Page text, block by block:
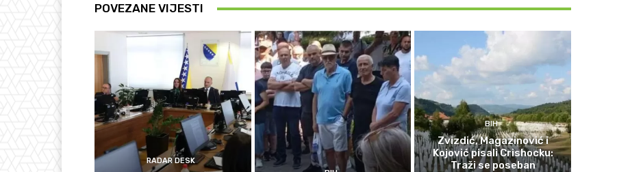
POVEZANE VIJESTI
RADAR DESK
BIH
Zvizdić, Magazinović i
Kojović pisali Crishocku:
Traži se poseban